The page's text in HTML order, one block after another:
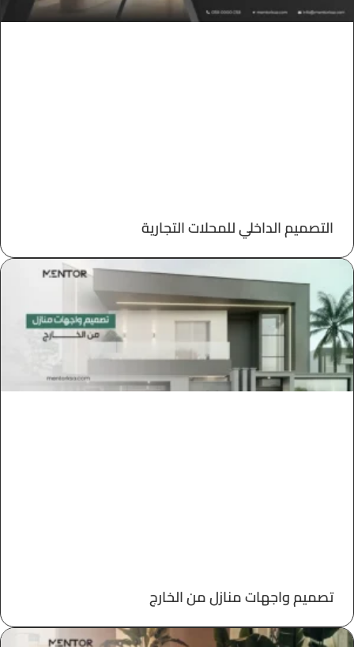
التصميم الداخلي للمحلات التجارية
تصميم واجهات منازل من الخارج